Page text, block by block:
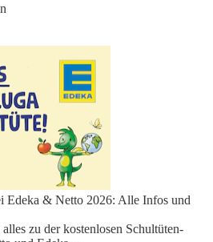
Edeka & Netto 2026: Alle Infos und
zu der kostenlosen Schultüten-